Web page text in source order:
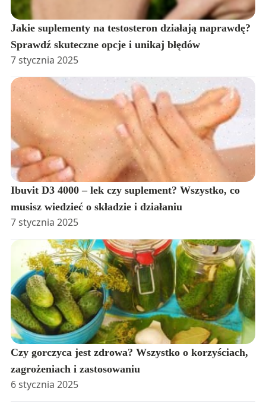
Jakie suplementy na testosteron działają naprawdę?
Sprawdź skuteczne opcje i unikaj błędów
7 stycznia 2025
Ibuvit D3 4000 – lek czy suplement? Wszystko, co
musisz wiedzieć o składzie i działaniu
7 stycznia 2025
Czy gorczyca jest zdrowa? Wszystko o korzyściach,
zagrożeniach i zastosowaniu
6 stycznia 2025